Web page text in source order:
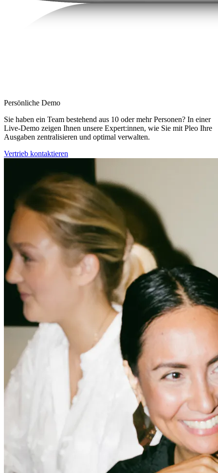
Persönliche Demo
Sie haben ein Team bestehend aus 10 oder mehr Personen? In einer
Live-Demo zeigen Ihnen unsere Expert:innen, wie Sie mit Pleo Ihre
Ausgaben zentralisieren und optimal verwalten.
Vertrieb kontaktieren